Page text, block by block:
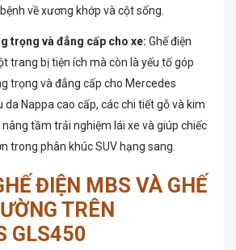
về xương khớp và cột sống.
trọng và đẳng cấp cho xe: Ghế điện
trang bị tiện ích mà còn là yếu tố góp
trọng và đẳng cấp cho Mercedes
da Nappa cao cấp, các chi tiết gỗ và kim
nâng tầm trải nghiệm lái xe và giúp chiếc
trong phân khúc SUV hạng sang.
ĐIỆN MBS VÀ GHẾ
TRÊN
GLS450